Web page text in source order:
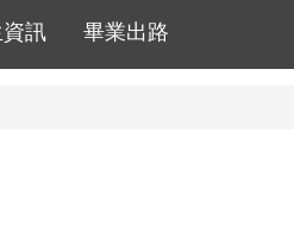
訊 畢業出路